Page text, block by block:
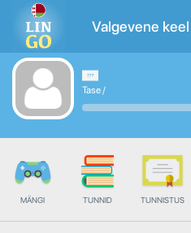
Valgevene keel
Tase/
MÄNGI TUNNID TUNNISTUS